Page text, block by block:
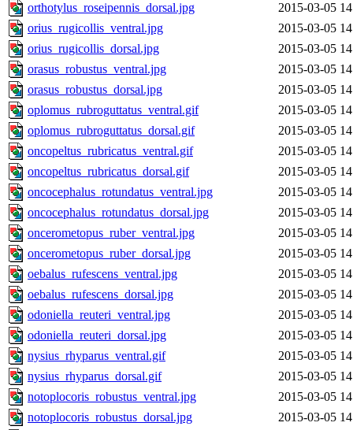
orthotylus_roseipennis_dorsal.jpg
2015-03-05
orius_rugicollis_ventral.jpg
2015-03-05
orius_rugicollis_dorsal.jpg
2015-03-05
orasus_robustus_ventral.jpg
2015-03-05
orasus_robustus_dorsal.jpg
2015-03-05
oplomus_rubroguttatus_ventral.gif
2015-03-05
oplomus_rubroguttatus_dorsal.gif
2015-03-05
oncopeltus_rubricatus_ventral.gif
2015-03-05
oncopeltus_rubricatus_dorsal.gif
2015-03-05
oncocephalus_rotundatus_ventral.jpg
2015-03-05
oncocephalus_rotundatus_dorsal.jpg
2015-03-05
oncerometopus_ruber_ventral.jpg
2015-03-05
oncerometopus_ruber_dorsal.jpg
2015-03-05
oebalus_rufescens_ventral.jpg
2015-03-05
oebalus_rufescens_dorsal.jpg
2015-03-05
odoniella_reuteri_ventral.jpg
2015-03-05
odoniella_reuteri_dorsal.jpg
2015-03-05
nysius_rhyparus_ventral.gif
2015-03-05
nysius_rhyparus_dorsal.gif
2015-03-05
notoplocoris_robustus_ventral.jpg
2015-03-05
notoplocoris_robustus_dorsal.jpg
2015-03-05